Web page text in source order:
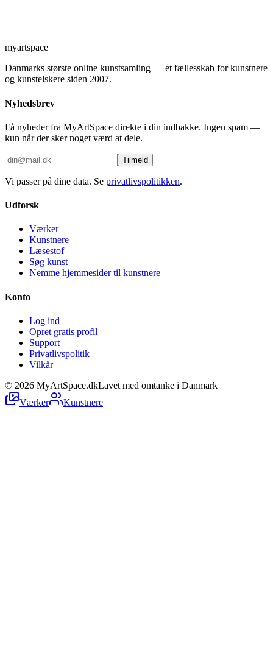
myartspace
Danmarks største online kunstsamling — et fællesskab for kunstnere
og kunstelskere siden 2007.
Nyhedsbrev
Få nyheder fra MyArtSpace direkte i din indbakke. Ingen spam —
kun når der sker noget værd at dele.
Tilmeld
Vi passer på dine data. Se privatlivspolitikken.
Udforsk
Værker
Kunstnere
Læsestof
Søg kunst
Nemme hjemmesider til kunstnere
Konto
Log ind
Opret gratis profil
Support
Privatlivspolitik
Vilkår
© 2026 MyArtSpace.dkLavet med omtanke i Danmark
Værker
Kunstnere